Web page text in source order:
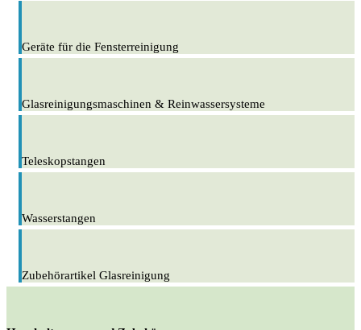
Geräte für die Fensterreinigung
Glasreinigungsmaschinen & Reinwassersysteme
Teleskopstangen
Wasserstangen
Zubehörartikel Glasreinigung